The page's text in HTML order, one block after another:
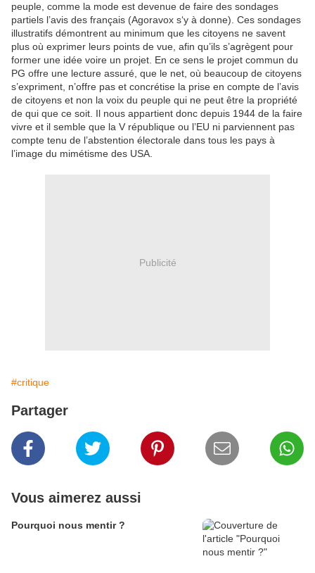
peuple, comme la mode est devenue de faire des sondages
partiels l’avis des français (Agoravox s‘y à donne). Ces sondages
illustratifs démontrent au minimum que les citoyens ne savent
plus où exprimer leurs points de vue, afin qu’ils s’agrègent pour
former une idée voire un projet. En ce sens le projet commun du
PG offre une lecture assuré, que le net, où beaucoup de citoyens
s’expriment, n’offre pas et concrétise la prise en compte de l’avis
de citoyens et non la voix du peuple qui ne peut être la propriété
de qui que ce soit. Il nous appartient donc depuis 1944 de la faire
vivre et il semble que la V république ou l’EU ni parviennent pas
compte tenu de l’abstention électorale dans tous les pays à
l’image du mimétisme des USA.
Publicité
#critique
Partager
Vous aimerez aussi
Pourquoi nous mentir ?